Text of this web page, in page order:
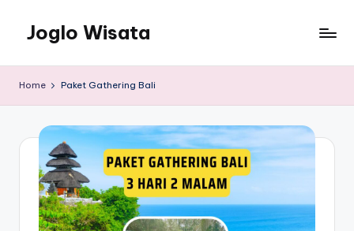
content
Joglo Wisata
Home Paket Gathering Bali